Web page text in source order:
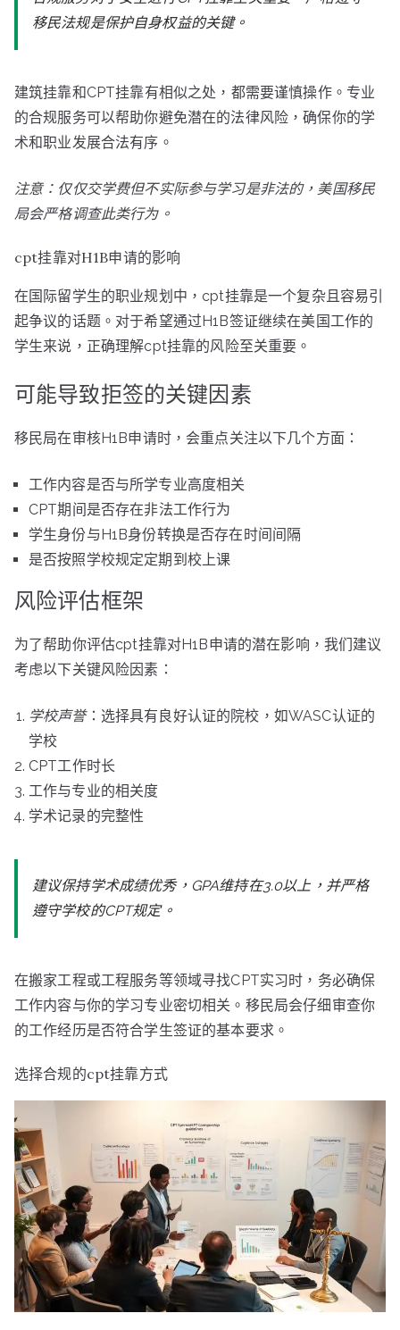
移民法规是保护自身权益的关键。
建筑挂靠和CPT挂靠有相似之处，都需要谨慎操作。专业
的合规服务可以帮助你避免潜在的法律风险，确保你的学
术和职业发展合法有序。
注意：仅仅交学费但不实际参与学习是非法的，美国移民
局会严格调查此类行为。
cpt挂靠对H1B申请的影响
在国际留学生的职业规划中，cpt挂靠是一个复杂且容易引
起争议的话题。对于希望通过H1B签证继续在美国工作的
学生来说，正确理解cpt挂靠的风险至关重要。
可能导致拒签的关键因素
移民局在审核H1B申请时，会重点关注以下几个方面：
工作内容是否与所学专业高度相关
CPT期间是否存在非法工作行为
学生身份与H1B身份转换是否存在时间间隔
是否按照学校规定定期到校上课
风险评估框架
为了帮助你评估cpt挂靠对H1B申请的潜在影响，我们建议
考虑以下关键风险因素：
学校声誉：选择具有良好认证的院校，如WASC认证的
学校
CPT工作时长
工作与专业的相关度
学术记录的完整性
建议保持学术成绩优秀，GPA维持在3.0以上，并严格
遵守学校的CPT规定。
在搬家工程或工程服务等领域寻找CPT实习时，务必确保
工作内容与你的学习专业密切相关。移民局会仔细审查你
的工作经历是否符合学生签证的基本要求。
选择合规的cpt挂靠方式